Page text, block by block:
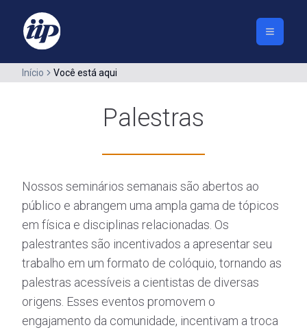
Início Você está aqui
Palestras
Nossos seminários semanais são abertos ao
público e abrangem uma ampla gama de tópicos
em física e disciplinas relacionadas. Os
palestrantes são incentivados a apresentar seu
trabalho em um formato de colóquio, tornando as
palestras acessíveis a cientistas de diversas
origens. Esses eventos promovem o
engajamento da comunidade, incentivam a troca